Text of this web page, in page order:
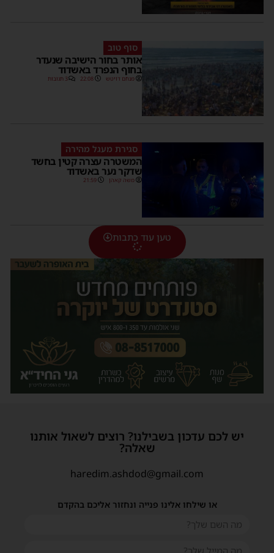
סוף טוב
אותר בחור הישיבה שנעדר
בחוף הנפרד באשדוד
מנחם דויטש 22:08 3 תגובות
סגירת מעגל מהירה
המשטרה עצרה קטין בחשד
שדקר נער באשדוד
משה קאהן 21:59
טען עוד כתבות
יש לכם עדכון בשבילנו? רוצים לשאול אותנו
שאלה?
haredim.ashdod@gmail.com
או שילחו אלינו פנייה ונחזור אליכם בהקדם